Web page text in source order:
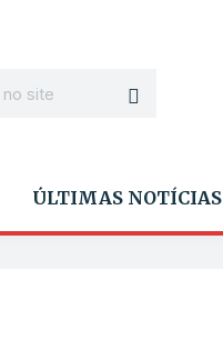
ÚLTIMAS NOTÍCIAS